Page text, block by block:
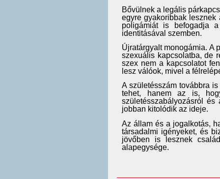
Bővülnek a legális
egyre gyakoribbak
poligámiát is befogadja
identitásával szemben.
Újratárgyalt monogámia. A
szexuális kapcsolatba, de
szex nem a kapcsolatot
lesz válóok, mivel a
A születésszám továbbra
tehet, hanem az is,
születésszabályozásról
jobban kitolódik az ideje.
Az állam és a jogalkotás,
társadalmi igényeket, és
jövőben is lesznek
alapegysége.